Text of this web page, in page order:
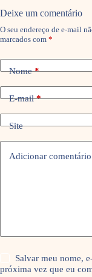
Deixe um comentário
O seu endereço de e-mail
marcados com *
Nome*
E-mail*
Site
Adicionar comentário
Salvar meu nome,
próxima vez que eu